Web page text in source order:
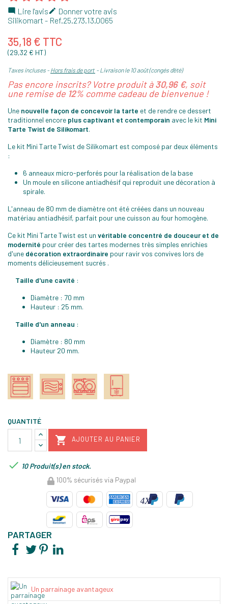
 Lire l'avis Donner votre avis
Silikomart - Ref.25.273.13.0065
35,18 € TTC
(29,32 € HT)
Taxes incluses Hors frais de port Livraison le 10 août (congés d'été)
Pas encore inscrits? Votre produit à30,96 €, soit
une remise de 12% comme cadeau de bienvenue !
Une nouvelle façon de concevoir la tarte et de rendre ce dessert
traditionnel encore plus captivant et contemporain avec le kit Mini
Tarte Twist de Silikomart.
Le kit Mini Tarte Twist de Silikomart est composé par deux éléments
:
6 anneaux micro-perforés pour la réalisation de la base
Un moule en silicone antiadhésif qui reproduit une décoration à
spirale.
L'anneau de 80 mm de diamètre ont été créées dans un nouveau
matériau antiadhésif, parfait pour une cuisson au four homogène.
Ce kit Mini Tarte Twist est un véritable concentré de douceur et de
modernité pour créer des tartes modernes très simples enrichies
d'une décoration extraordinaire pour ravir vos convives lors de
moments délicieusement sucrés .
Taille d'une cavité :
Diamètre : 70 mm
Hauteur : 25 mm.
Taille d'un anneau :
Diamètre : 80 mm
Hauteur 20 mm.
QUANTITÉ
 AJOUTER AU PANIER
 10 Produit(s) en stock.
100% sécurisés via Paypal
PARTAGER
Un parrainage avantageux